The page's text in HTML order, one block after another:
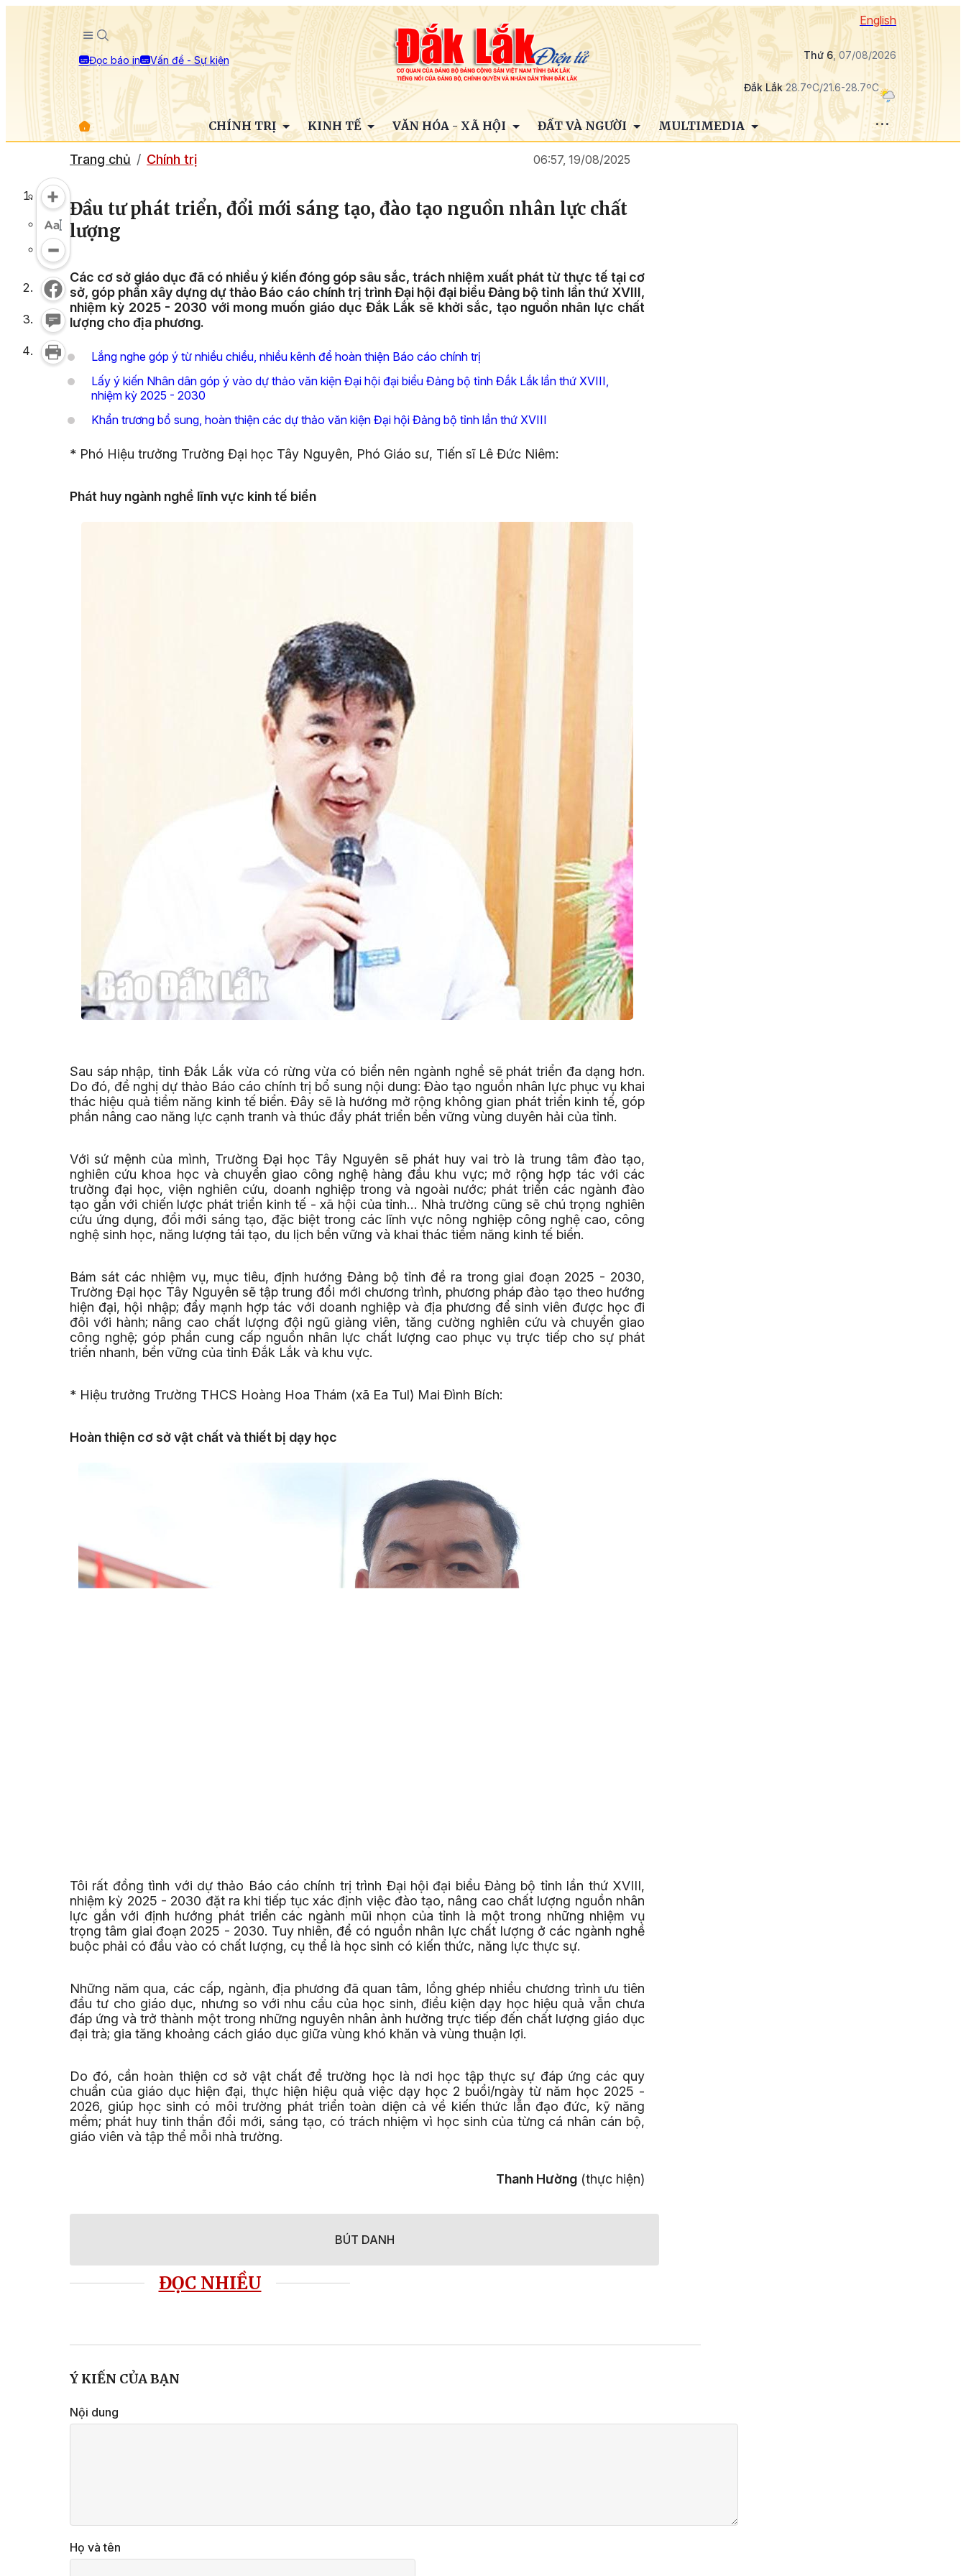
Đọc báo in Vấn đề - Sự kiện
English
Thứ 6, 07/08/2026
Đắk Lắk28.7ºC/21.6-28.7ºC
CHÍNH TRỊ KINH TẾ VĂN HÓA - XÃ HỘI ĐẤT VÀ NGƯỜI MULTIMEDIA
Trang chủ Chính trị 06:57, 19/08/2025
Đầu tư phát triển, đổi mới sáng tạo, đào tạo nguồn nhân lực chất
lượng
Các cơ sở giáo dục đã có nhiều ý kiến đóng góp sâu sắc, trách nhiệm xuất phát từ thực tế tại cơ
sở, góp phần xây dựng dự thảo Báo cáo chính trị trình Đại hội đại biểu Đảng bộ tỉnh lần thứ XVIII,
nhiệm kỳ 2025 - 2030 với mong muốn giáo dục Đắk Lắk sẽ khởi sắc, tạo nguồn nhân lực chất
lượng cho địa phương.
Lắng nghe góp ý từ nhiều chiều, nhiều kênh để hoàn thiện Báo cáo chính trị
Lấy ý kiến Nhân dân góp ý vào dự thảo văn kiện Đại hội đại biểu Đảng bộ tỉnh Đắk Lắk lần thứ XVIII,
nhiệm kỳ 2025 - 2030
Khẩn trương bổ sung, hoàn thiện các dự thảo văn kiện Đại hội Đảng bộ tỉnh lần thứ XVIII
* Phó Hiệu trưởng Trường Đại học Tây Nguyên, Phó Giáo sư, Tiến sĩ Lê Đức Niêm:
Phát huy ngành nghề lĩnh vực kinh tế biển
Sau sáp nhập, tỉnh Đắk Lắk vừa có rừng vừa có biển nên ngành nghề sẽ phát triển đa dạng hơn.
Do đó, đề nghị dự thảo Báo cáo chính trị bổ sung nội dung: Đào tạo nguồn nhân lực phục vụ khai
thác hiệu quả tiềm năng kinh tế biển. Đây sẽ là hướng mở rộng không gian phát triển kinh tế, góp
phần nâng cao năng lực cạnh tranh và thúc đẩy phát triển bền vững vùng duyên hải của tỉnh.
Với sứ mệnh của mình, Trường Đại học Tây Nguyên sẽ phát huy vai trò là trung tâm đào tạo,
nghiên cứu khoa học và chuyển giao công nghệ hàng đầu khu vực; mở rộng hợp tác với các
trường đại học, viện nghiên cứu, doanh nghiệp trong và ngoài nước; phát triển các ngành đào
tạo gắn với chiến lược phát triển kinh tế - xã hội của tỉnh… Nhà trường cũng sẽ chú trọng nghiên
cứu ứng dụng, đổi mới sáng tạo, đặc biệt trong các lĩnh vực nông nghiệp công nghệ cao, công
nghệ sinh học, năng lượng tái tạo, du lịch bền vững và khai thác tiềm năng kinh tế biển.
Bám sát các nhiệm vụ, mục tiêu, định hướng Đảng bộ tỉnh đề ra trong giai đoạn 2025 - 2030,
Trường Đại học Tây Nguyên sẽ tập trung đổi mới chương trình, phương pháp đào tạo theo hướng
hiện đại, hội nhập; đẩy mạnh hợp tác với doanh nghiệp và địa phương để sinh viên được học đi
đôi với hành; nâng cao chất lượng đội ngũ giảng viên, tăng cường nghiên cứu và chuyển giao
công nghệ; góp phần cung cấp nguồn nhân lực chất lượng cao phục vụ trực tiếp cho sự phát
triển nhanh, bền vững của tỉnh Đắk Lắk và khu vực.
* Hiệu trưởng Trường THCS Hoàng Hoa Thám (xã Ea Tul) Mai Đình Bích:
Hoàn thiện cơ sở vật chất và thiết bị dạy học
Tôi rất đồng tình với dự thảo Báo cáo chính trị trình Đại hội đại biểu Đảng bộ tỉnh lần thứ XVIII,
nhiệm kỳ 2025 - 2030 đặt ra khi tiếp tục xác định việc đào tạo, nâng cao chất lượng nguồn nhân
lực gắn với định hướng phát triển các ngành mũi nhọn của tỉnh là một trong những nhiệm vụ
trọng tâm giai đoạn 2025 - 2030. Tuy nhiên, để có nguồn nhân lực chất lượng ở các ngành nghề
buộc phải có đầu vào có chất lượng, cụ thể là học sinh có kiến thức, năng lực thực sự.
Những năm qua, các cấp, ngành, địa phương đã quan tâm, lồng ghép nhiều chương trình ưu tiên
đầu tư cho giáo dục, nhưng so với nhu cầu của học sinh, điều kiện dạy học hiệu quả vẫn chưa
đáp ứng và trở thành một trong những nguyên nhân ảnh hưởng trực tiếp đến chất lượng giáo dục
đại trà; gia tăng khoảng cách giáo dục giữa vùng khó khăn và vùng thuận lợi.
Do đó, cần hoàn thiện cơ sở vật chất để trường học là nơi học tập thực sự đáp ứng các quy
chuẩn của giáo dục hiện đại, thực hiện hiệu quả việc dạy học 2 buổi/ngày từ năm học 2025 -
2026, giúp học sinh có môi trường phát triển toàn diện cả về kiến thức lẫn đạo đức, kỹ năng
mềm; phát huy tinh thần đổi mới, sáng tạo, có trách nhiệm vì học sinh của từng cá nhân cán bộ,
giáo viên và tập thể mỗi nhà trường.
Thanh Hường (thực hiện)
BÚT DANH
ĐỌC NHIỀU
Ý KIẾN CỦA BẠN
Nội dung
Họ và tên